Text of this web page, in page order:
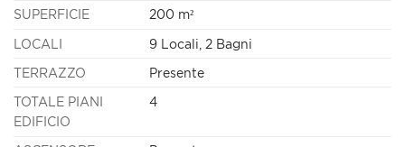
SUPERFICIE 200 m²
LOCALI 9 Locali, 2 Bagni
TERRAZZO Presente
TOTALE PIANI
EDIFICIO
4